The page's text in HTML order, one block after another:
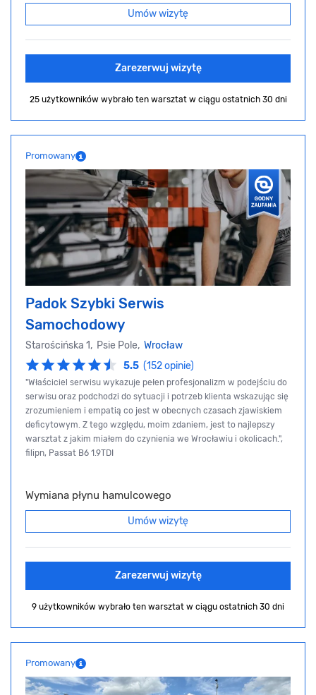
Umów wizytę
Zarezerwuj wizytę
25 użytkowników wybrało ten warsztat w ciągu ostatnich 30 dni
Promowany
Padok Szybki Serwis
Samochodowy
Starościńska 1, Psie Pole, Wrocław
5.5 (152 opinie)
"Właściciel serwisu wykazuje pełen profesjonalizm w podejściu do
serwisu oraz podchodzi do sytuacji i potrzeb klienta wskazując się
zrozumieniem i empatią co jest w obecnych czasach zjawiskiem
deficytowym. Z tego względu, moim zdaniem, jest to najlepszy
warsztat z jakim miałem do czynienia we Wrocławiu i okolicach.",
filipn, Passat B6 1.9TDI
Wymiana płynu hamulcowego
Umów wizytę
Zarezerwuj wizytę
9 użytkowników wybrało ten warsztat w ciągu ostatnich 30 dni
Promowany